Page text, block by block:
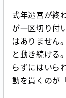
式年遷宮が終
が一区切り付
はありません
と動き続ける
らずにはいら
動を貫くのが